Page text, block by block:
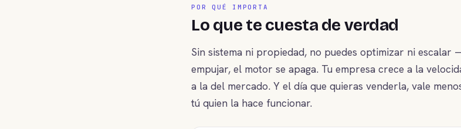
POR QUÉ IMPORTA
Lo que te cuesta de verdad
Sin sistema ni propiedad, no puedes optimizar ni escalar
empujar, el motor se apaga. Tu empresa crece a la
a la del mercado. Y el día que quieras venderla, vale
tú quien la hace funcionar.